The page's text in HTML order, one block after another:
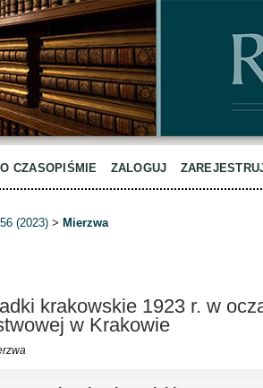
O CZASOPIŚMIE ZALOGUJ
(2023) > Mierzwa
krakowskie 1923 r. w
w Krakowie